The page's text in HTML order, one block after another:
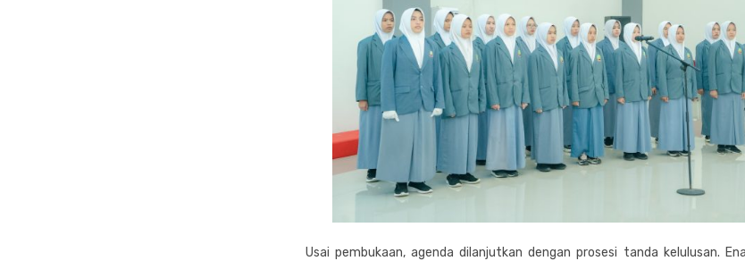
Usai pembukaan, agenda dilanjutkan dengan prosesi tanda kelulusan.